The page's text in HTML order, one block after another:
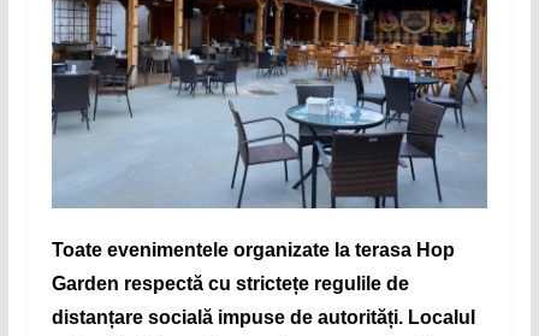
Toate evenimentele organizate la terasa Hop
Garden respectă cu strictețe regulile de
distanțare socială impuse de autorități. Localul